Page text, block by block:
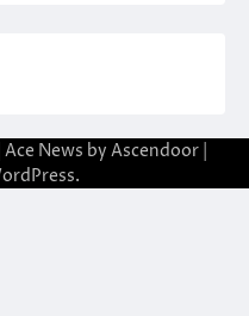
| Ace News by Ascendoor
.